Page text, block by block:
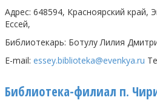
Адрес: 648594, Красноярский край,
Ессей,
Библиотекарь: Ботулу Лилия
E-mail: essey.biblioteka@evenkya.ru
Библиотека-филиал п.